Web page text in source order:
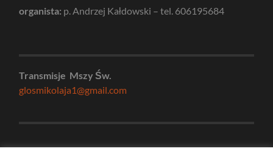
organista: p. Andrzej Kałdowski – tel. 606195684
Transmisje Mszy Św.
glosmikolaja1@gmail.com